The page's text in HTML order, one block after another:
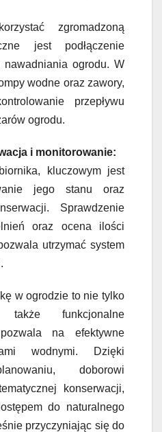
zgromadzoną
jest podłączenie
ogrodu. W
wodne oraz zawory,
przepływu
ogrodu.
i monitorowanie:
kluczowym jest
jego stanu oraz
Sprawdzenie
oraz ocena ilości
utrzymać system
w ogrodzie to nie tylko
funkcjonalne
na efektywne
wodnymi. Dzięki
doborowi
konserwacji,
do naturalnego
przyczyniając się do